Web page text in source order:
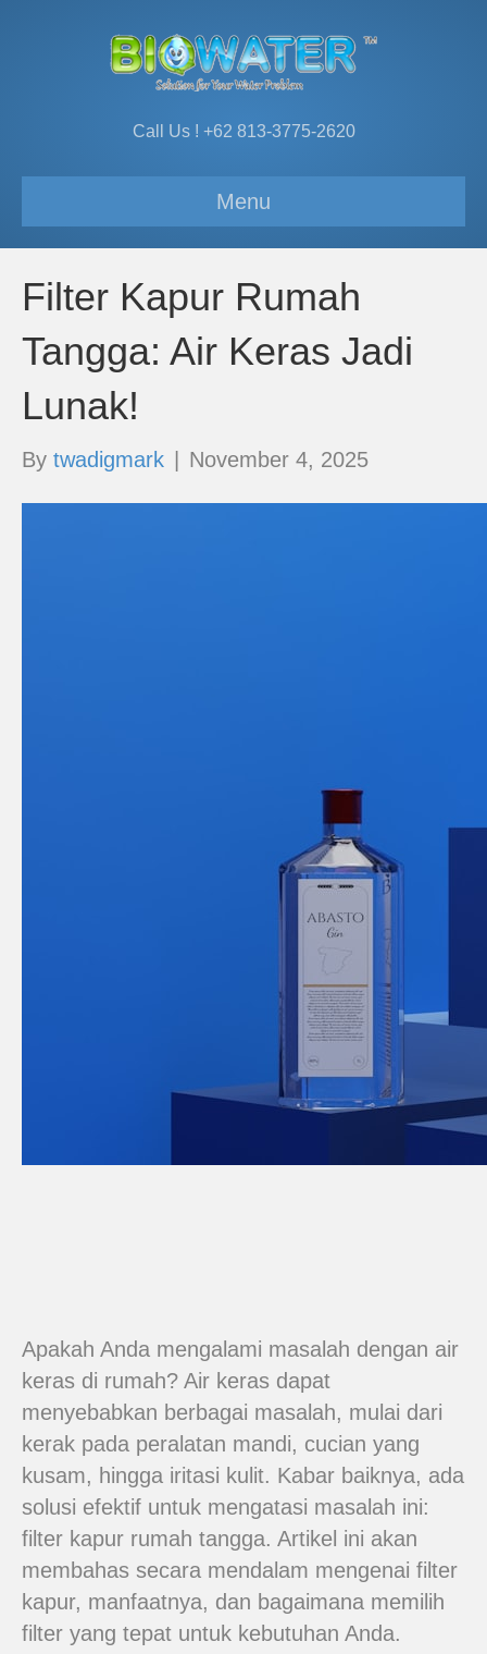
Call Us ! +62 813-3775-2620
Menu
Filter Kapur Rumah
Tangga: Air Keras Jadi
Lunak!
By twadigmark November 4, 2025
Apakah Anda mengalami masalah dengan air
keras di rumah? Air keras dapat
menyebabkan berbagai masalah, mulai dari
kerak pada peralatan mandi, cucian yang
kusam, hingga iritasi kulit. Kabar baiknya, ada
solusi efektif untuk mengatasi masalah ini:
filter kapur rumah tangga. Artikel ini akan
membahas secara mendalam mengenai filter
kapur, manfaatnya, dan bagaimana memilih
filter yang tepat untuk kebutuhan Anda.